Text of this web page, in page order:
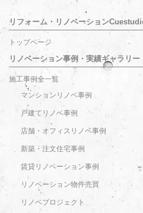
リフォーム・リノベーション
トップページ
リノベーション事例・実績ギャラリー
施工事例全一覧
マンションリノベ事例
戸建てリノベ事例
店舗・オフィスリノベ事例
新築・注文住宅事例
賃貸リノベーション事例
リノベーション物件売買
リノベプロジェクト